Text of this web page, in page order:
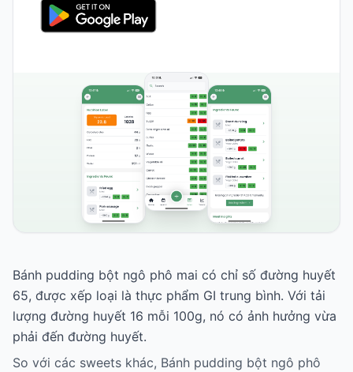
Bánh pudding bột ngô phô mai có chỉ số đường huyết
65, được xếp loại là thực phẩm GI trung bình. Với tải
lượng đường huyết 16 mỗi 100g, nó có ảnh hưởng vừa
phải đến đường huyết.
So với các sweets khác, Bánh pudding bột ngô phô